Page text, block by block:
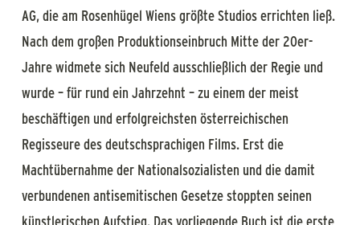
AG, die am Rosenhügel Wiens größte Studios errichten ließ.
Nach dem großen Produktionseinbruch Mitte der 20er-
Jahre widmete sich Neufeld ausschließlich der Regie und
wurde – für rund ein Jahrzehnt – zu einem der meist
beschäftigen und erfolgreichsten österreichischen
Regisseure des deutschsprachigen Films. Erst die
Machtübernahme der Nationalsozialisten und die damit
verbundenen antisemitischen Gesetze stoppten seinen
künstlerischen Aufstieg. Das vorliegende Buch ist die erste